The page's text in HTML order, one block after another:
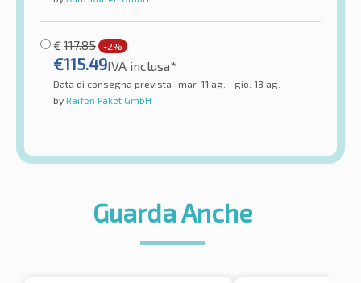
€ 117.85 -2%
€115.49IVA inclusa*
Data di consegna prevista- mar. 11 ag. - gio. 13 ag.
by Raifen Paket GmbH
Guarda Anche